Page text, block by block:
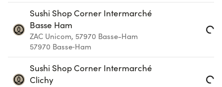
Sushi Shop Corner Intermarché
Basse Ham
ZAC Unicom, 57970 Basse-Ham
57970 Basse‑Ham Loading...
Sushi Shop Corner Intermarché
Clichy